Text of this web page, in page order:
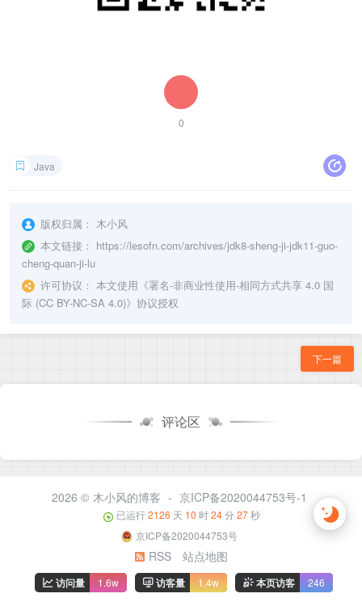
0
Java
版权归属： 木小风
本文链接： https://lesofn.com/archives/jdk8-sheng-ji-jdk11-guo-
cheng-quan-ji-lu
许可协议： 本文使用《署名-非商业性使用-相同方式共享 4.0 国
际 (CC BY-NC-SA 4.0)》协议授权
下一篇
评论区
2026 © 木小风的博客 - 京ICP备2020044753号-1
已运行2126 天 10 时24分 28秒
京ICP备2020044753号
RSS 站点地图
访问量 1.6w 访客量 1.4w 本页访客 246